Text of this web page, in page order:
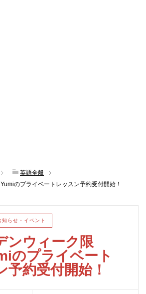
英語全般
のプライベートレッスン予約受付開始！
知らせ・イベント
ンウィーク限
のプライベート
予約受付開始！